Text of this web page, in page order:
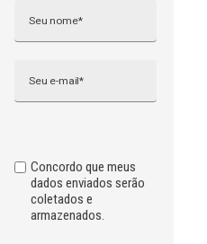
Concordo que meus
dados enviados serão
coletados e
armazenados.